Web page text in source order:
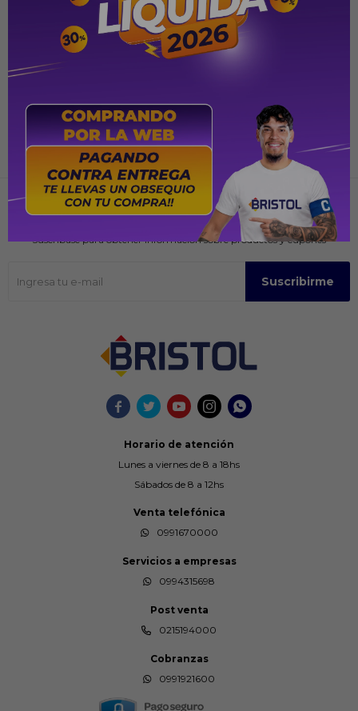
PYG 399.000 PYG
    
Horario de atención
Lunes a viernes de 8 a 18hs
Sábados de 8 a 12hs
Venta telefónica
0991670000
Servicios a empresas
0994315698
Post venta
0215194000
Cobranzas
0991921600
Recibir ofertas y promociones
Suscríbase para obtener información sobre productos y cupones
Suscribirme